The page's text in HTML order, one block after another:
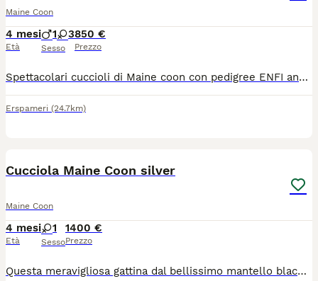
Maine Coon
4 mesi
Età
1 3
Sesso
850 €
Prezzo
Spettacolari cuccioli di Maine coon con pedigree ENFI anche libero!!! I cuccioli sono nati il 24 marzo 2026 e sono già disponibili completi di tutto!!! Genitori testati e certificati!!! Possibilità di consegna!!! Per tutte le informazioni Maria Rosa 3204280348
Erspameri (24.7km)
Cucciola Maine Coon silver
Maine Coon
4 mesi
Età
1
Sesso
1400 €
Prezzo
Questa meravigliosa gattina dal bellissimo mantello black Silver tabby è alla ricerca di una famiglia speciale. Oltre ad essere stupenda esteticamente parlando con il suo sguardo che sembra feroce, è una gattina dal carattere fenomenale: è dolce, affettuosa, cerca sempre il contatto, ci segue ovunque ha un carattere docile ed è estremamente curiosa per cui deve controllare tutto quello che facciamo, ma soprattutto è unica con la sua parlantina, non sta zitta un attimo e "parla" tantissimo percui ci fa piegare in due dalle risate, una vera star. È impossibile non amarla alla follia. È giocherellona e adora i bambini. Cerchiamo per lei una famiglia eccezionale che apprezzi il rapporto simbiotico che si crea con questa magnifica razza e che apprezzi la condivisione degli spazi di casa e della vita domestica con questa meravigliosa micina. Verrà ceduta con pedigree DA COMPAGNIA già vaccinata (doppio vaccino trivalente) e sverminata, con test genetici (fiv, felv, sma, hcm, pkdef, pkd e gruppo sanguigno) comprensivo di ecocardio annuale ed ecografia renale oltre che esami feci e kit starter di pappe per i primi giorni. Per maggiori informazioni, non esitate a contattare, sarà un piacere rispondere